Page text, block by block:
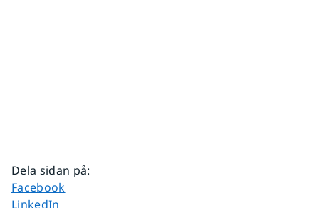
Dela sidan på:
Dela sidan på
Facebook
Dela sidan på
LinkedIn